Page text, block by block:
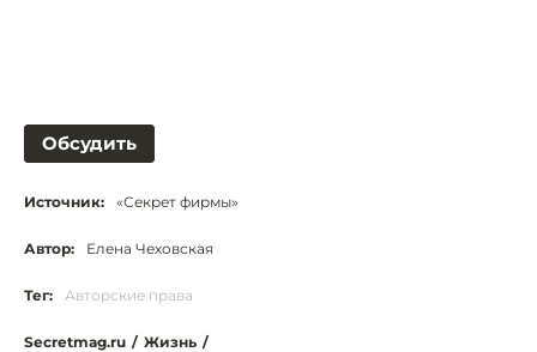
Обсудить
Источник: «Секрет фирмы»
Автор: Елена Чеховская
Тег: Авторские права
Secretmag.ru / Жизнь /